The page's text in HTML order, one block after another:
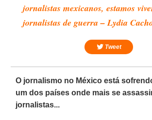
jornalistas mexicanos, estamos
jornalistas de guerra – Lydia
Tweet
O jornalismo no México está
um dos países onde mais se
jornalistas...